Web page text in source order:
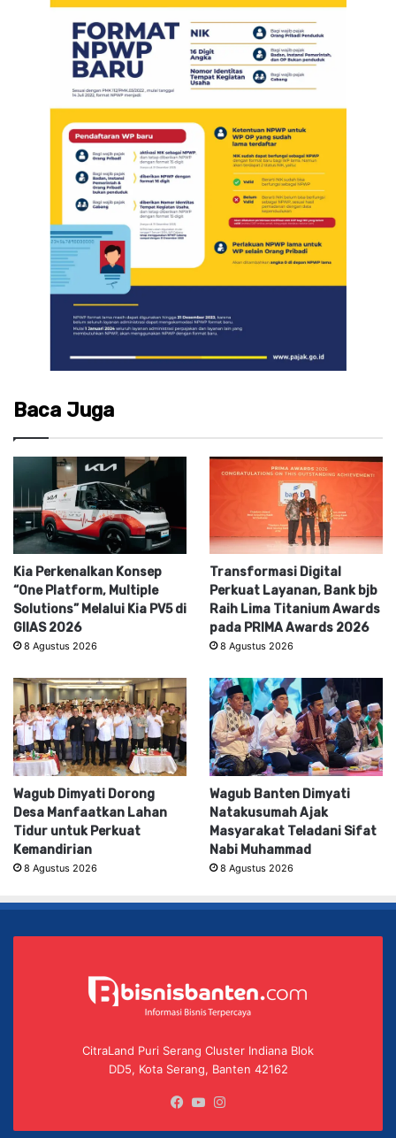
Baca Juga
Kia Perkenalkan Konsep
“One Platform, Multiple
Solutions” Melalui Kia PV5 di
GIIAS 2026
8 Agustus 2026
Transformasi Digital
Perkuat Layanan, Bank bjb
Raih Lima Titanium Awards
pada PRIMA Awards 2026
8 Agustus 2026
Wagub Dimyati Dorong
Desa Manfaatkan Lahan
Tidur untuk Perkuat
Kemandirian
8 Agustus 2026
Wagub Banten Dimyati
Natakusumah Ajak
Masyarakat Teladani Sifat
Nabi Muhammad
8 Agustus 2026
CitraLand Puri Serang Cluster Indiana Blok
DD5, Kota Serang, Banten 42162
Facebook
YouTube